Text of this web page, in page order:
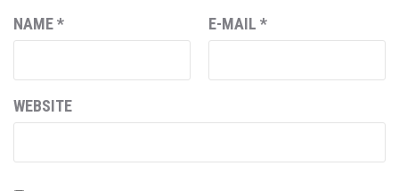
NAME* E-MAIL *
WEBSITE